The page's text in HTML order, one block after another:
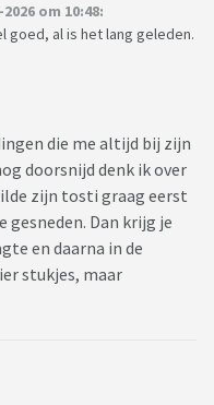
om 10:48:
goed, al is het lang geleden.
die me altijd bij zijn
doorsnijd denk ik over
zijn tosti graag eerst
gesneden. Dan krijg je
en daarna in de
stukjes, maar